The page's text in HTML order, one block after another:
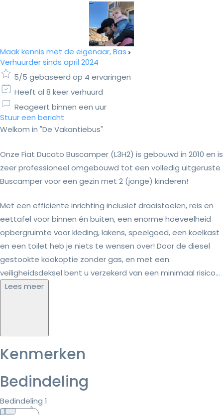
Maak kennis met de eigenaar, Bas
Verhuurder sinds april 2024
5/5 gebaseerd op 4 ervaringen
Heeft al 8 keer verhuurd
Reageert binnen een uur
Stuur een bericht
Welkom in "De Vakantiebus"
Onze Fiat Ducato Buscamper (L3H2) is gebouwd in 2010 en is
zeer professioneel omgebouwd tot een volledig uitgeruste
Buscamper voor een gezin met 2 (jonge) kinderen!
Met een efficiënte inrichting inclusief draaistoelen, reis en
eettafel voor binnen én buiten, een enorme hoeveelheid
opbergruimte voor kleding, lakens, speelgoed, een koelkast
en een toilet heb je niets te wensen over! Door de diesel
gestookte kookoptie zonder gas, en met een
veiligheidsdeksel bent u verzekerd van een minimaal risico...
Lees meer
Kenmerken
Bedindeling
Bedindeling 1